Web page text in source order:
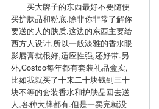
买大牌子的东西最好不要随便
买护肤品和粉底,除非你非常了解你
要送的人的肤质,这边的东西主要给
西方人设计,所以一般淡雅的香水眼
影唇膏就很好,适应性强,还好带.另
外,Costco每年都有套装礼品盒卖,
比如我就买了十来二十块钱到三十
块不等的套装香水和护肤品回去送
人,各种大牌都有.但是一卖完就没